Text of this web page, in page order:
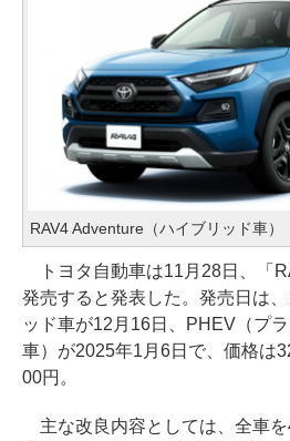
RAV4 Adventure（ハイブリッド車）
トヨタ自動車は11月28日、「
発売すると発表した。発売日は
ッド車が12月16日、PHEV（プ
車）が2025年1月6日で、価格は
00円。
主な改良内容としては、全車